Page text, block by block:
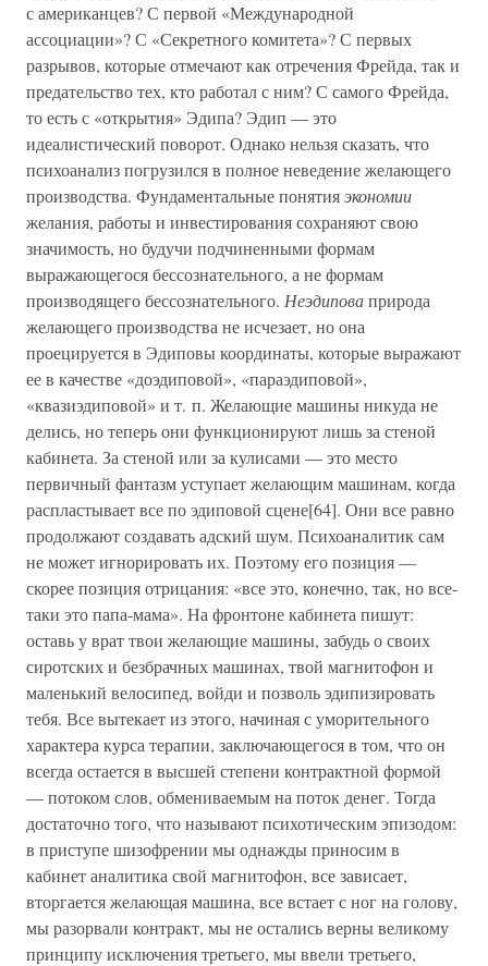
с американцев? С первой «Международной
ассоциации»? С «Секретного комитета»? С первых
разрывов, которые отмечают как отречения Фрейда, так и
предательство тех, кто работал с ним? С самого Фрейда,
то есть с «открытия» Эдипа? Эдип — это
идеалистический поворот. Однако нельзя сказать, что
психоанализ погрузился в полное неведение желающего
производства. Фундаментальные понятияэкономии
желания, работы и инвестирования сохраняют свою
значимость, но будучи подчиненными формам
выражающегося бессознательного, а не формам
производящего бессознательного. Неэдиповаприрода
желающего производства не исчезает, но она
проецируется в Эдиповы координаты, которые выражают
ее в качестве «доэдиповой», «параэдиповой»,
«квазиэдиповой» и т. п. Желающие машины никуда не
делись, но теперь они функционируют лишь за стеной
кабинета. За стеной или за кулисами — это место
первичный фантазм уступает желающим машинам, когда
распластывает все по эдиповой сцене[64]. Они все равно
продолжают создавать адский шум. Психоаналитик сам
не может игнорировать их. Поэтому его позиция —
скорее позиция отрицания: «все это, конечно, так, но все-
таки это папа-мама». На фронтоне кабинета пишут:
оставь у врат твои желающие машины, забудь о своих
сиротских и безбрачных машинах, твой магнитофон и
маленький велосипед, войди и позволь эдипизировать
тебя. Все вытекает из этого, начиная с уморительного
характера курса терапии, заключающегося в том, что он
всегда остается в высшей степени контрактной формой
— потоком слов, обмениваемым на поток денег. Тогда
достаточно того, что называют психотическим эпизодом:
в приступе шизофрении мы однажды приносим в
кабинет аналитика свой магнитофон, все зависает,
вторгается желающая машина, все встает с ног на голову,
мы разорвали контракт, мы не остались верны великому
принципу исключения третьего, мы ввели третьего,